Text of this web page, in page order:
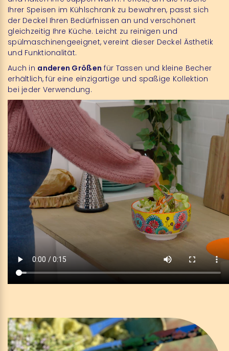
Ihrer Speisen im Kühlschrank zu bewahren, passt sich
der Deckel Ihren Bedürfnissen an und verschönert
gleichzeitig Ihre Küche. Leicht zu reinigen und
spülmaschinengeeignet, vereint dieser Deckel Ästhetik
und Funktionalität.
Auch in anderen Größen für Tassen und kleine Becher
erhältlich, für eine einzigartige und spaßige Kollektion
bei jeder Verwendung.